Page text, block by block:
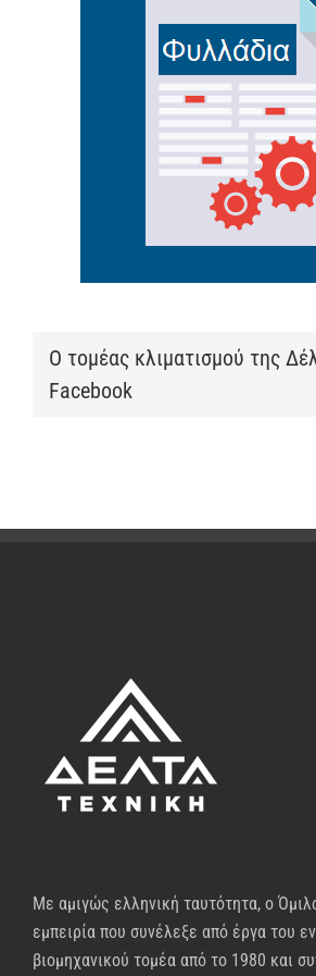
Ο τομέας κλιματισμού της
Facebook
Με αμιγώς ελληνική ταυτότητα, ο
εμπειρία που συνέλεξε από έργα του
βιομηχανικού τομέα από το 1980 και